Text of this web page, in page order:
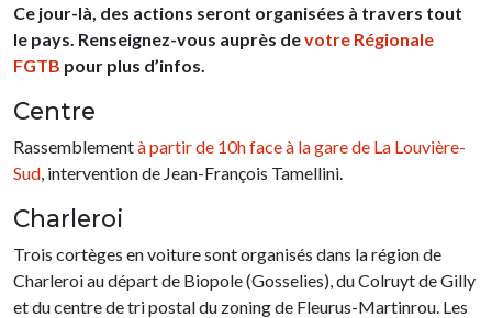
Ce jour-là, des actions seront organisées à travers tout
le pays. Renseignez-vous auprès devotre Régionale
FGTB pour plus d’infos.
Centre
Rassemblementà partir de 10h face à la gare de La Louvière-
Sud , intervention de Jean-François Tamellini.
Charleroi
Trois cortèges en voiture sont organisés dans la région de
Charleroi au départ de Biopole (Gosselies), du Colruyt de Gilly
et du centre de tri postal du zoning de Fleurus-Martinrou. Les